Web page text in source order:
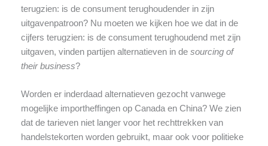
terugzien: is de consument terughoudender in zijn
uitgavenpatroon? Nu moeten we kijken hoe we dat in de
cijfers terugzien: is de consument terughoudend met zijn
uitgaven, vinden partijen alternatieven in desourcing of
their business?
Worden er inderdaad alternatieven gezocht vanwege
mogelijke importheffingen op Canada en China? We zien
dat de tarieven niet langer voor het rechttrekken van
handelstekorten worden gebruikt, maar ook voor politieke